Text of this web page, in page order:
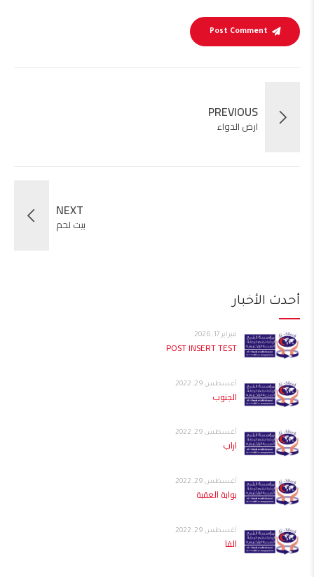
Post Comment
PREVIOUS
ارض الدواء
NEXT
بيت لحم
أحدث الأخبار
فبراير 17, 2026
POST INSERT TEST
أغسطس 29, 2022
الجنوب
أغسطس 29, 2022
اراب
أغسطس 29, 2022
بوابة العقبة
أغسطس 29, 2022
الفا